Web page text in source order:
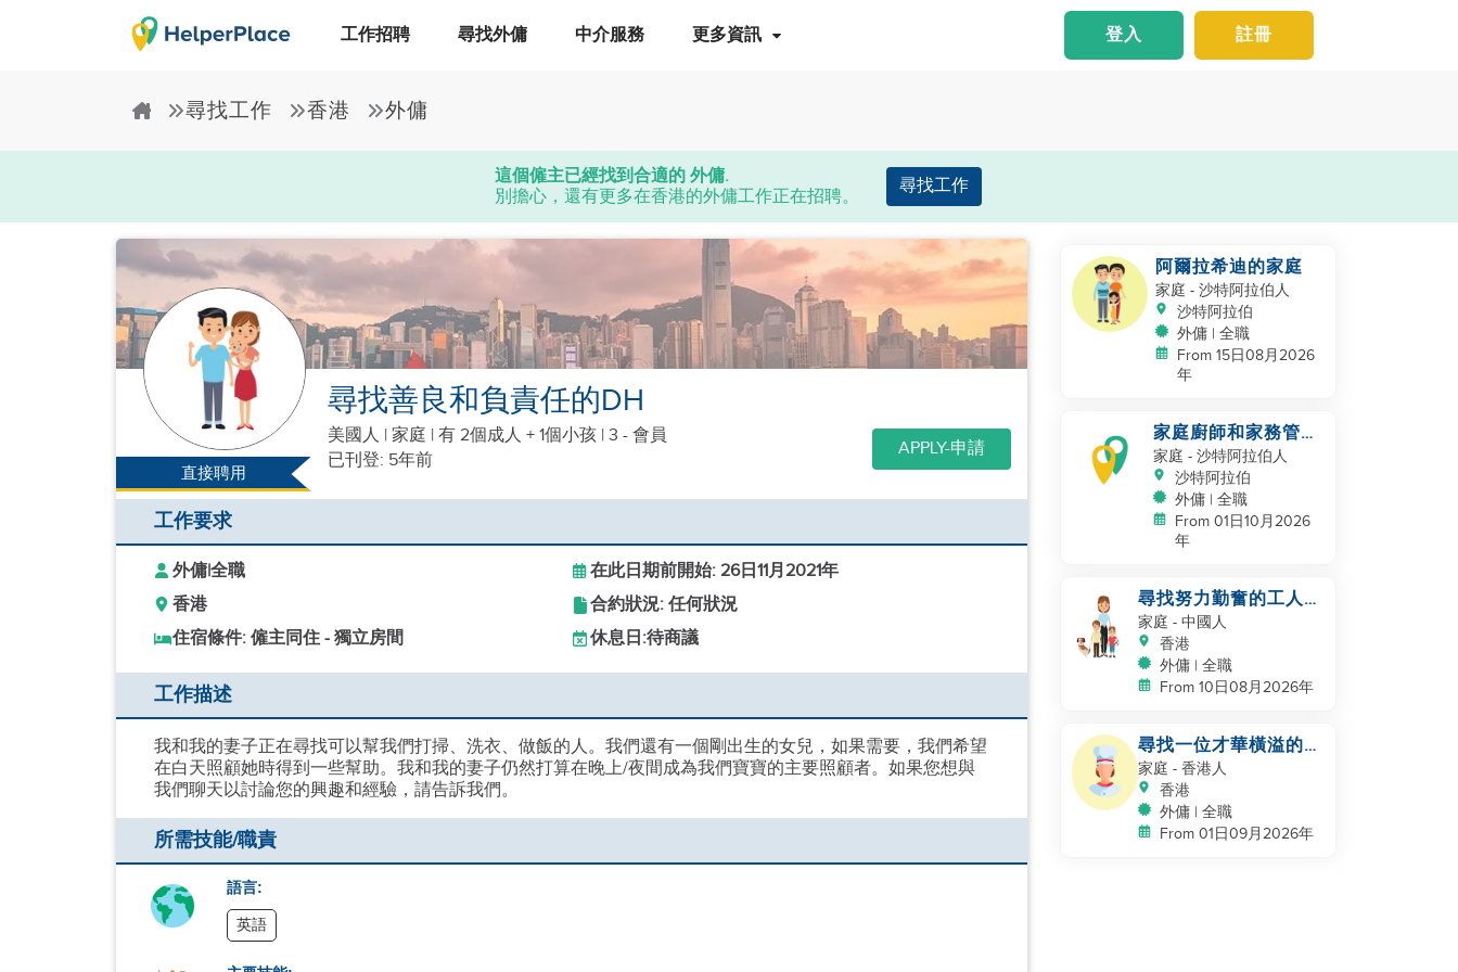
工作招聘 尋找外傭 中介服務 更多資訊 註冊
登入
尋找工作 香港 外傭
這個僱主已經找到合適的 外傭.
別擔心，還有更多在香港的外傭工作正在招聘。
尋找工作
直接聘用
尋找善良和負責任的DH
美國人 | 家庭 | 有 2個成人 + 1個小孩 | 3 - 會員
已刊登: 5年前
APPLY-申請
工作要求
外傭|全職
在此日期前開始: 26日11月2021年
香港
合約狀況: 任何狀況
住宿條件: 僱主同住 - 獨立房間
休息日:待商議
工作描述
我和我的妻子正在尋找可以幫我們打掃、洗衣、做飯的人。我們還有一個剛出生的女兒，如果需要，我們希望
在白天照顧她時得到一些幫助。我和我的妻子仍然打算在晚上/夜間成為我們寶寶的主要照顧者。如果您想與
我們聊天以討論您的興趣和經驗，請告訴我們。
所需技能/職責
語言:
英語
阿爾拉希迪的家庭
家庭 - 沙特阿拉伯人
沙特阿拉伯
外傭 | 全職
From 15日08月2026
年
家庭廚師和家務管理
者
家庭 - 沙特阿拉伯人
沙特阿拉伯
外傭 | 全職
From 01日10月2026
年
尋找努力勤奮的工人姐
姐，陪伴我們一起生活
家庭 - 中國人
香港
外傭 | 全職
From 10日08月2026年
尋找一位才華橫溢的家
庭幫手 / 家庭廚師
家庭 - 香港人
香港
外傭 | 全職
From 01日09月2026年